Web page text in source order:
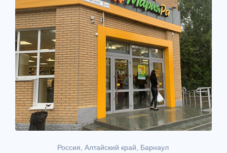
Россия, Алтайский край, Барнаул